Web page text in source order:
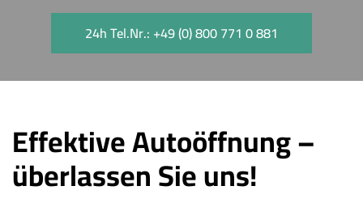
24h Tel.Nr.: +49 (0) 800 771 0 881
Effektive Autoöffnung –
überlassen Sie uns!